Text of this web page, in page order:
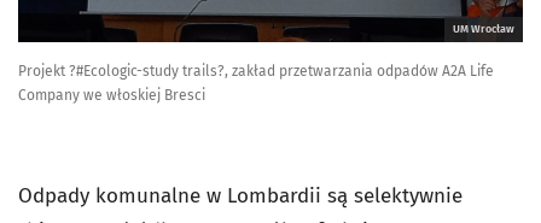
UM Wrocław
Projekt ?#Ecologic-study trails?, zakład przetwarzania odpadów A2A Life
Company we włoskiej Bresci
Odpady komunalne w Lombardii są selektywnie